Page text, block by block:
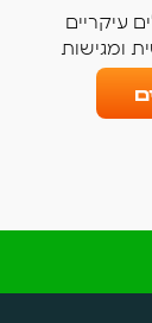
עיקריים
ומגישות